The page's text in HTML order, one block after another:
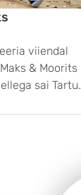
viiendal
& Moorits
sai Tartu
meistri tiitli.